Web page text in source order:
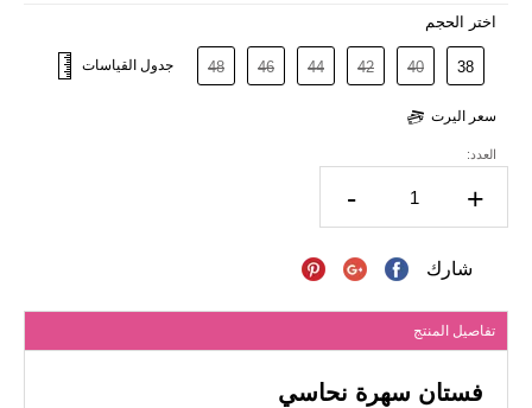
اختر الحجم
38
40
42
44
46
48 جدول القياسات
سعر اليرت
العدد:
- +
شارك
تفاصيل المنتج
فستان سهرة نحاسي